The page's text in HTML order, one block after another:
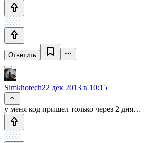
Ответить
Simkhotech22 дек 2013 в 10:15
у меня код пришел только через 2 дня…